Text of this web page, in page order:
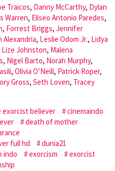
Traicos, Danny McCarthy, Dylan
Warren, Eliseo Antonio Paredes,
, Forrest Briggs, Jennifer
Alexandria, Leslie Odom Jr., Lidya
Lize Johnston, Malena
, Nigel Barto, Norah Murphy,
, Olivia O’Neill, Patrick Roper,
Gross, Seth Loven, Tracey
exorcist believer
cinemaindo
death of mother
full hd
dunia21
indo
exorcism
exorcist